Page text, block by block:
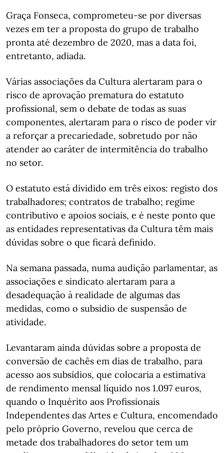
Graça Fonseca, comprometeu-se por diversas
vezes em ter a proposta do grupo de trabalho
pronta até dezembro de 2020, mas a data foi,
entretanto, adiada.
Várias associações da Cultura alertaram para o
risco de aprovação prematura do estatuto
profissional, sem o debate de todas as suas
componentes, alertaram para o risco de poder vir
a reforçar a precariedade, sobretudo por não
atender ao caráter de intermitência do trabalho
no setor.
O estatuto está dividido em três eixos: registo dos
trabalhadores; contratos de trabalho; regime
contributivo e apoios sociais, e é neste ponto que
as entidades representativas da Cultura têm mais
dúvidas sobre o que ficará definido.
Na semana passada, numa audição parlamentar, as
associações e sindicato alertaram para a
desadequação à realidade de algumas das
medidas, como o subsídio de suspensão de
atividade.
Levantaram ainda dúvidas sobre a proposta de
conversão de cachês em dias de trabalho, para
acesso aos subsídios, que colocaria a estimativa
de rendimento mensal líquido nos 1.097 euros,
quando o Inquérito aos Profissionais
Independentes das Artes e Cultura, encomendado
pelo próprio Governo, revelou que cerca de
metade dos trabalhadores do setor tem um